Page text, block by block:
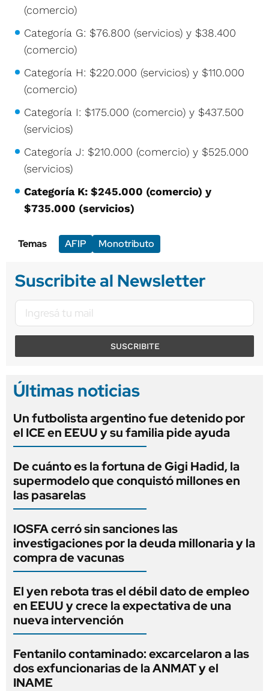
(comercio)
Categoría G: $76.800 (servicios) y $38.400
(comercio)
Categoría H: $220.000 (servicios) y $110.000
(comercio)
Categoría I: $175.000 (comercio) y $437.500
(servicios)
Categoría J: $210.000 (comercio) y $525.000
(servicios)
Categoría K: $245.000 (comercio) y
$735.000 (servicios)
Temas AFIP Monotributo
Suscribite al Newsletter
SUSCRIBITE
Últimas noticias
Un futbolista argentino fue detenido por
el ICE en EEUU y su familia pide ayuda
De cuánto es la fortuna de Gigi Hadid, la
supermodelo que conquistó millones en
las pasarelas
IOSFA cerró sin sanciones las
investigaciones por la deuda millonaria y la
compra de vacunas
El yen rebota tras el débil dato de empleo
en EEUU y crece la expectativa de una
nueva intervención
Fentanilo contaminado: excarcelaron a las
dos exfuncionarias de la ANMAT y el
INAME